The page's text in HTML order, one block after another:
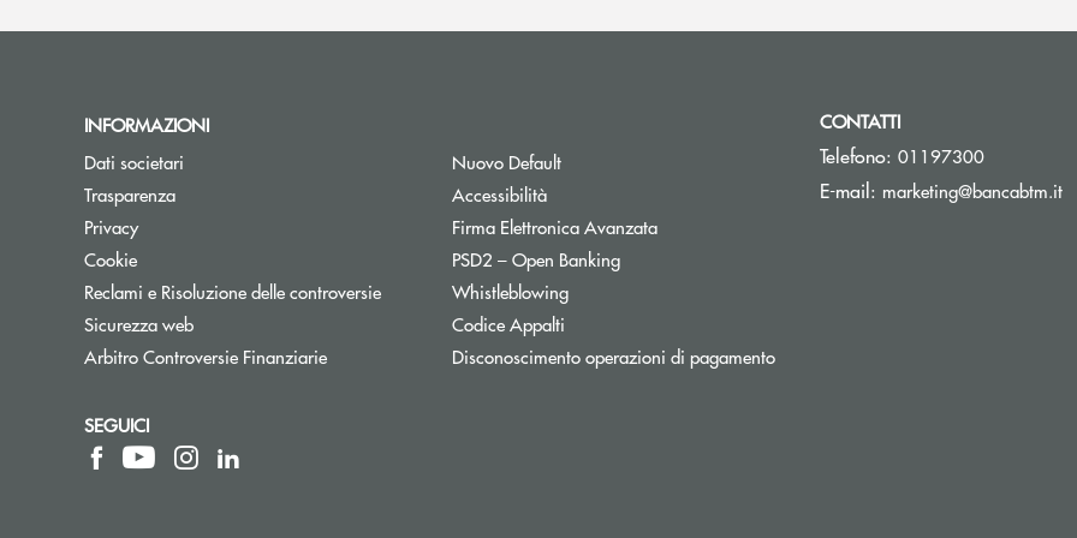
INFORMAZIONI
Dati societari
Trasparenza
Privacy
Cookie
Reclami e Risoluzione delle controversie
Sicurezza web
Arbitro Controversie FinanziarieApre una nuova finestra
Nuovo DefaultApre una nuova finestra
Accessibilità
Firma Elettronica AvanzataApre una nuova finestra
PSD2 – Open BankingApre una nuova finestra
WhistleblowingApre una nuova finestra
Codice Appalti
Disconoscimento operazioni di pagamento
CONTATTI
Telefono: 01197300
E-mail: marketing@bancabtm.it
SEGUICI